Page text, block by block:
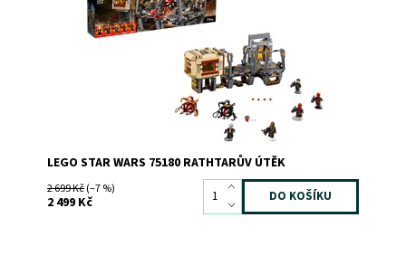
4641
Značka:
LEGO
LEGO STAR WARS 75180 RATHTARŮV ÚTĚK
2 699 Kč(–7 %)
2 499 Kč